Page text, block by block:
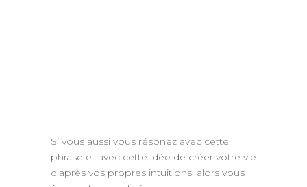
Si vous aussi vous résonez avec cette
phrase et avec cette idée de créer votre vie
d’après vos propres intuitions, alors vous